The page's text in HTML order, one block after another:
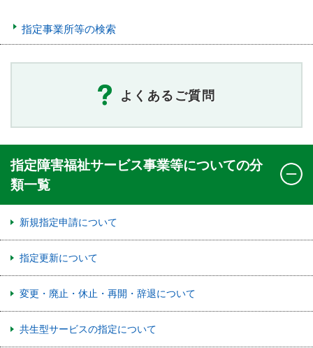
指定事業所等の検索
よくあるご質問
指定障害福祉サービス事業等についての分
類一覧
新規指定申請について
指定更新について
変更・廃止・休止・再開・辞退について
共生型サービスの指定について